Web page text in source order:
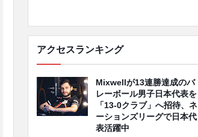
アクセスランキング
Mixwellが13連勝達成のバ
レーボール男子日本代表を
「13-0クラブ」へ招待、ネ
ーションズリーグで日本代
表活躍中